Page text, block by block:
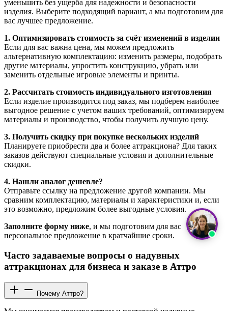
уменьшить без ущерба для надежности и безопасности
изделия. Выберите подходящий вариант, а мы подготовим для
вас лучшее предложение.
1. Оптимизировать стоимость за счёт изменений в изделии
Если для вас важна цена, мы можем предложить
альтернативную комплектацию: изменить размеры, подобрать
другие материалы, упростить конструкцию, убрать или
заменить отдельные игровые элементы и принты.
2. Рассчитать стоимость индивидуального изготовления
Если изделие производится под заказ, мы подберем наиболее
выгодное решение с учетом ваших требований, оптимизируем
материалы и производство, чтобы получить лучшую цену.
3. Получить скидку при покупке нескольких изделий
Планируете приобрести два и более аттракциона? Для таких
заказов действуют специальные условия и дополнительные
скидки.
4. Нашли аналог дешевле?
Отправьте ссылку на предложение другой компании. Мы
сравним комплектацию, материалы и характеристики и, если
это возможно, предложим более выгодные условия.
Заполните форму ниже, и мы подготовим для вас
персональное предложение в кратчайшие сроки.
Часто задаваемые вопросы о надувных
аттракционах для бизнеса и заказе в Аттро
Почему Аттро?